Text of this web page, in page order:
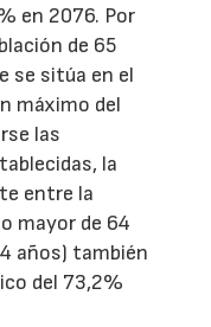
en 2076. Por
de 65
se sitúa en el
máximo del
las
la
entre la
mayor de 64
años) también
del 73,2%